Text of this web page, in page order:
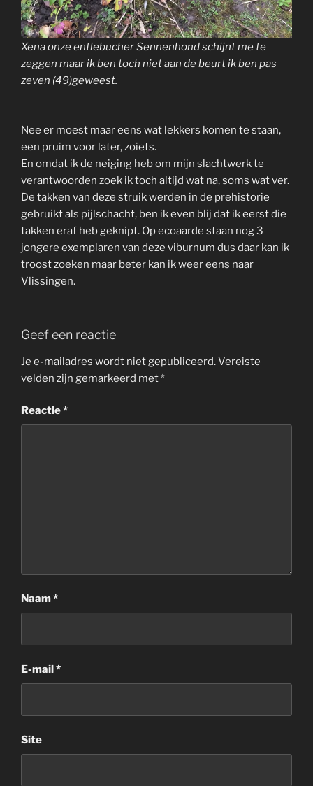
Xena onze entlebucher Sennenhond schijnt me te
zeggen maar ik ben toch niet aan de beurt ik ben pas
zeven (49)geweest.
Nee er moest maar eens wat lekkers komen te staan,
een pruim voor later, zoiets.
En omdat ik de neiging heb om mijn slachtwerk te
verantwoorden zoek ik toch altijd wat na, soms wat ver.
De takken van deze struik werden in de prehistorie
gebruikt als pijlschacht, ben ik even blij dat ik eerst die
takken eraf heb geknipt. Op ecoaarde staan nog 3
jongere exemplaren van deze viburnum dus daar kan ik
troost zoeken maar beter kan ik weer eens naar
Vlissingen.
Geef een reactie
Je e-mailadres wordt niet gepubliceerd.Vereiste
velden zijn gemarkeerd met*
Reactie*
Naam*
E-mail *
Site